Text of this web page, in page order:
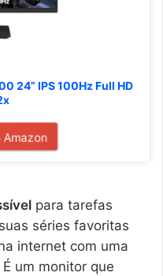
24” IPS 100Hz Full HD
Amazon
para tarefas
séries favoritas
internet com uma
um monitor que